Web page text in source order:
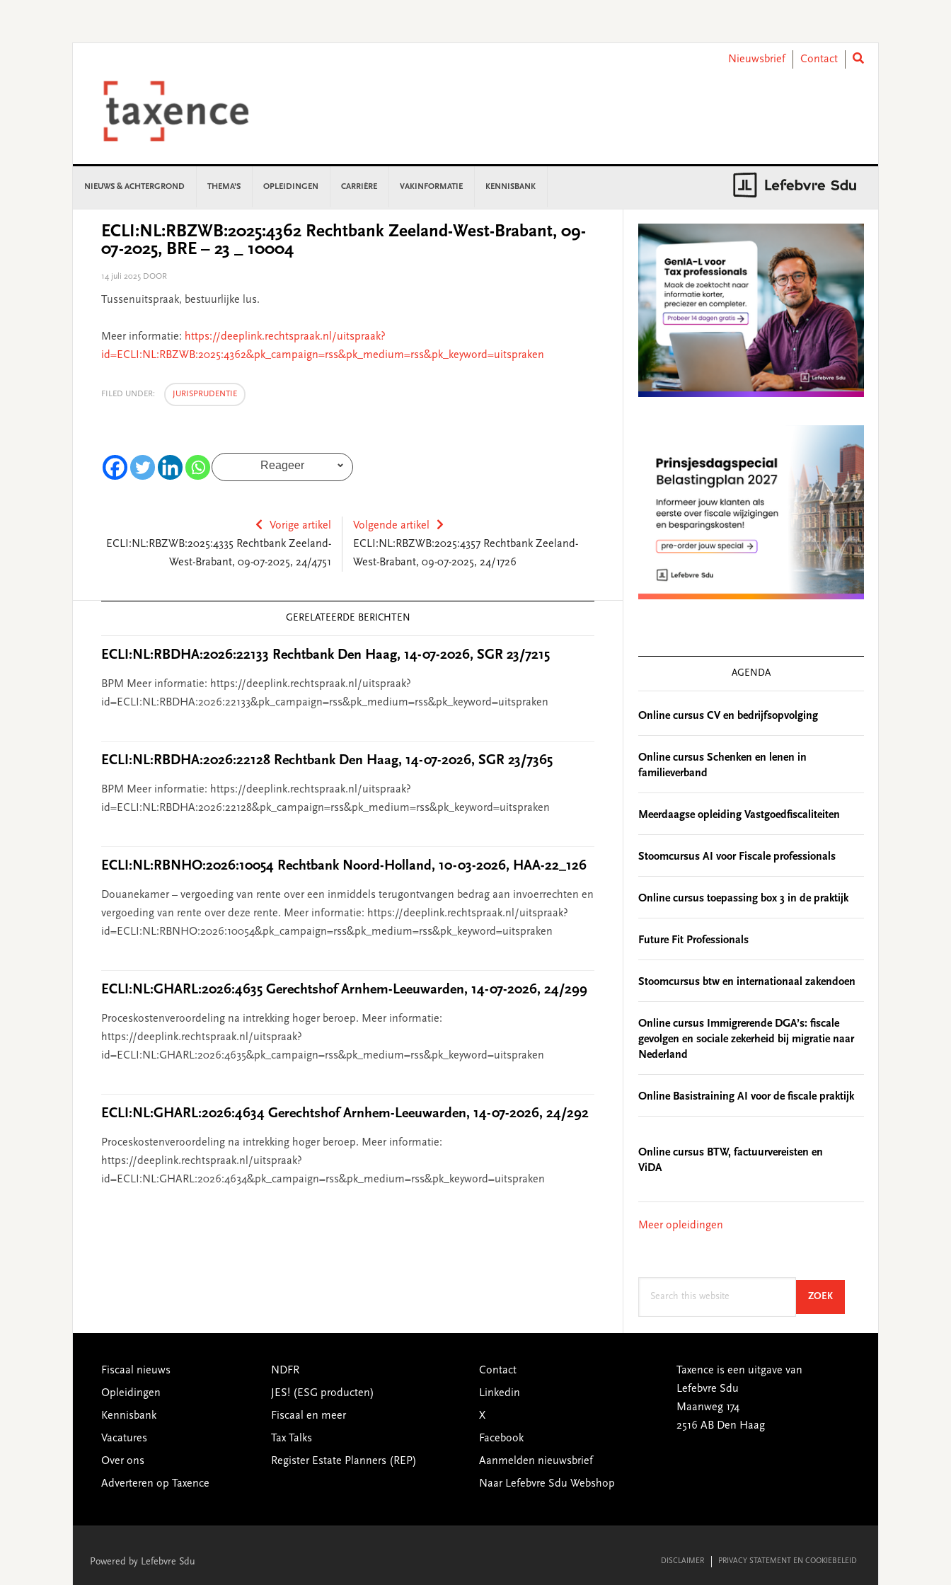
Nieuwsbrief
Contact
NIEUWS & ACHTERGROND THEMA’S OPLEIDINGEN CARRIÈRE VAKINFORMATIE KENNISBANK
ECLI:NL:RBZWB:2025:4362 Rechtbank Zeeland-West-Brabant, 09-
07-2025, BRE – 23 _ 10004
14 juli 2025 DOOR
Tussenuitspraak, bestuurlijke lus.
Meer informatie: https://deeplink.rechtspraak.nl/uitspraak?
id=ECLI:NL:RBZWB:2025:4362&pk_campaign=rss&pk_medium=rss&pk_keyword=uitspraken
FILED UNDER: JURISPRUDENTIE
Reageer
Vorige artikel
ECLI:NL:RBZWB:2025:4335 Rechtbank Zeeland-
West-Brabant, 09-07-2025, 24/4751
Volgende artikel
ECLI:NL:RBZWB:2025:4357 Rechtbank Zeeland-
West-Brabant, 09-07-2025, 24/1726
GERELATEERDE BERICHTEN
ECLI:NL:RBDHA:2026:22133 Rechtbank Den Haag, 14-07-2026, SGR 23/7215
BPM Meer informatie: https://deeplink.rechtspraak.nl/uitspraak?
id=ECLI:NL:RBDHA:2026:22133&pk_campaign=rss&pk_medium=rss&pk_keyword=uitspraken
ECLI:NL:RBDHA:2026:22128 Rechtbank Den Haag, 14-07-2026, SGR 23/7365
BPM Meer informatie: https://deeplink.rechtspraak.nl/uitspraak?
id=ECLI:NL:RBDHA:2026:22128&pk_campaign=rss&pk_medium=rss&pk_keyword=uitspraken
ECLI:NL:RBNHO:2026:10054 Rechtbank Noord-Holland, 10-03-2026, HAA-22_126
Douanekamer – vergoeding van rente over een inmiddels terugontvangen bedrag aan invoerrechten en
vergoeding van rente over deze rente. Meer informatie: https://deeplink.rechtspraak.nl/uitspraak?
id=ECLI:NL:RBNHO:2026:10054&pk_campaign=rss&pk_medium=rss&pk_keyword=uitspraken
ECLI:NL:GHARL:2026:4635 Gerechtshof Arnhem-Leeuwarden, 14-07-2026, 24/299
Proceskostenveroordeling na intrekking hoger beroep. Meer informatie:
https://deeplink.rechtspraak.nl/uitspraak?
id=ECLI:NL:GHARL:2026:4635&pk_campaign=rss&pk_medium=rss&pk_keyword=uitspraken
ECLI:NL:GHARL:2026:4634 Gerechtshof Arnhem-Leeuwarden, 14-07-2026, 24/292
Proceskostenveroordeling na intrekking hoger beroep. Meer informatie:
https://deeplink.rechtspraak.nl/uitspraak?
id=ECLI:NL:GHARL:2026:4634&pk_campaign=rss&pk_medium=rss&pk_keyword=uitspraken
Sidebar
AGENDA
Online cursus CV en bedrijfsopvolging
Online cursus Schenken en lenen in
familieverband
Meerdaagse opleiding Vastgoedfiscaliteiten
Stoomcursus AI voor Fiscale professionals
Online cursus toepassing box 3 in de praktijk
Future Fit Professionals
Stoomcursus btw en internationaal zakendoen
Online cursus Immigrerende DGA’s: fiscale
gevolgen en sociale zekerheid bij migratie naar
Nederland
Online Basistraining AI voor de fiscale praktijk
Online cursus BTW, factuurvereisten en
ViDA
Meer opleidingen
ZOEKSEARCH
Footer
Fiscaal nieuws
Opleidingen
Kennisbank
Vacatures
Over ons
Adverteren op Taxence
NDFR
JES! (ESG producten)
Fiscaal en meer
Tax Talks
Register Estate Planners (REP)
Contact
Linkedin
X
Facebook
Aanmelden nieuwsbrief
Naar Lefebvre Sdu Webshop
Taxence is een uitgave van
Lefebvre Sdu
Maanweg 174
2516 AB Den Haag
Powered by Lefebvre Sdu DISCLAIMER PRIVACY STATEMENT EN COOKIEBELEID